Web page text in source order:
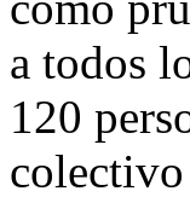
a todos
120